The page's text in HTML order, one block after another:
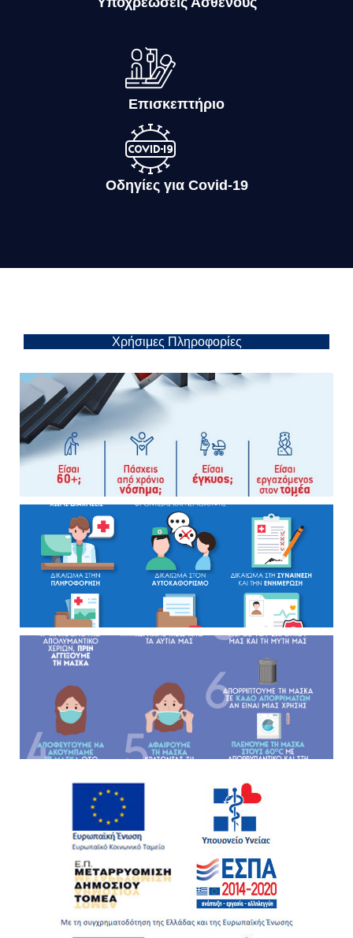
Επισκεπτήριο
Οδηγίες για Covid-19
Χρήσιμες Πληροφορίες